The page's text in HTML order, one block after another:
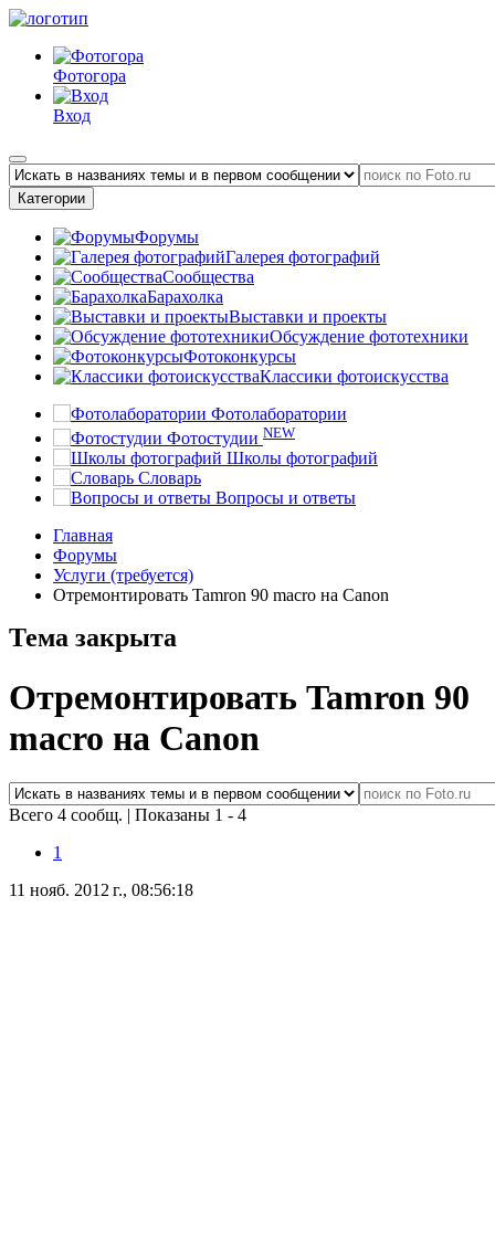
Фотогора
Вход
Категории
Форумы
Галерея фотографий
Сообщества
Барахолка
Выставки и проекты
Обсуждение фототехники
Фотоконкурсы
Классики фотоискусства
Фотолаборатории
Фотостудии NEW
Школы фотографий
Словарь
Вопросы и ответы
Главная
Форумы
Услуги (требуется)
Отремонтировать Tamron 90 macro на Canon
Тема закрыта
Отремонтировать Tamron 90
macro на Canon
Всего 4 сообщ. | Показаны 1 - 4
1
11 нояб. 2012 г., 08:56:18